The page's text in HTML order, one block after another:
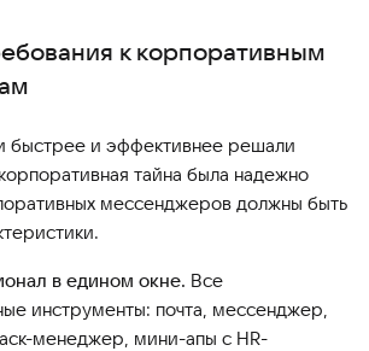
к корпоративным
быстрее и эффективнее решали
тайна была надежно
мессенджеров должны быть
в едином окне. Все
инструменты: почта, мессенджер,
менеджер, мини-апы с HR-